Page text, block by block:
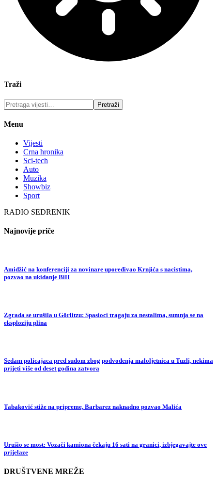
Traži
Menu
Vijesti
Crna hronika
Sci-tech
Auto
Muzika
Showbiz
Sport
RADIO SEDRENIK
Najnovije priče
Amidžić na konferenciji za novinare upoređivao Krnjića s nacistima,
pozvao na ukidanje BiH
Zgrada se urušila u Görlitzu: Spasioci tragaju za nestalima, sumnja se na
eksploziju plina
Sedam policajaca pred sudom zbog podvođenja maloljetnica u Tuzli, nekima
prijeti više od deset godina zatvora
Tabaković stiže na pripreme, Barbarez naknadno pozvao Malića
Urušio se most: Vozači kamiona čekaju 16 sati na granici, izbjegavajte ove
prijelaze
DRUŠTVENE MREŽE